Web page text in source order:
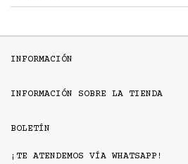
INFORMACIÓN
INFORMACIÓN SOBRE LA TIENDA
BOLETÍN
¡TE ATENDEMOS VÍA WHATSAPP!